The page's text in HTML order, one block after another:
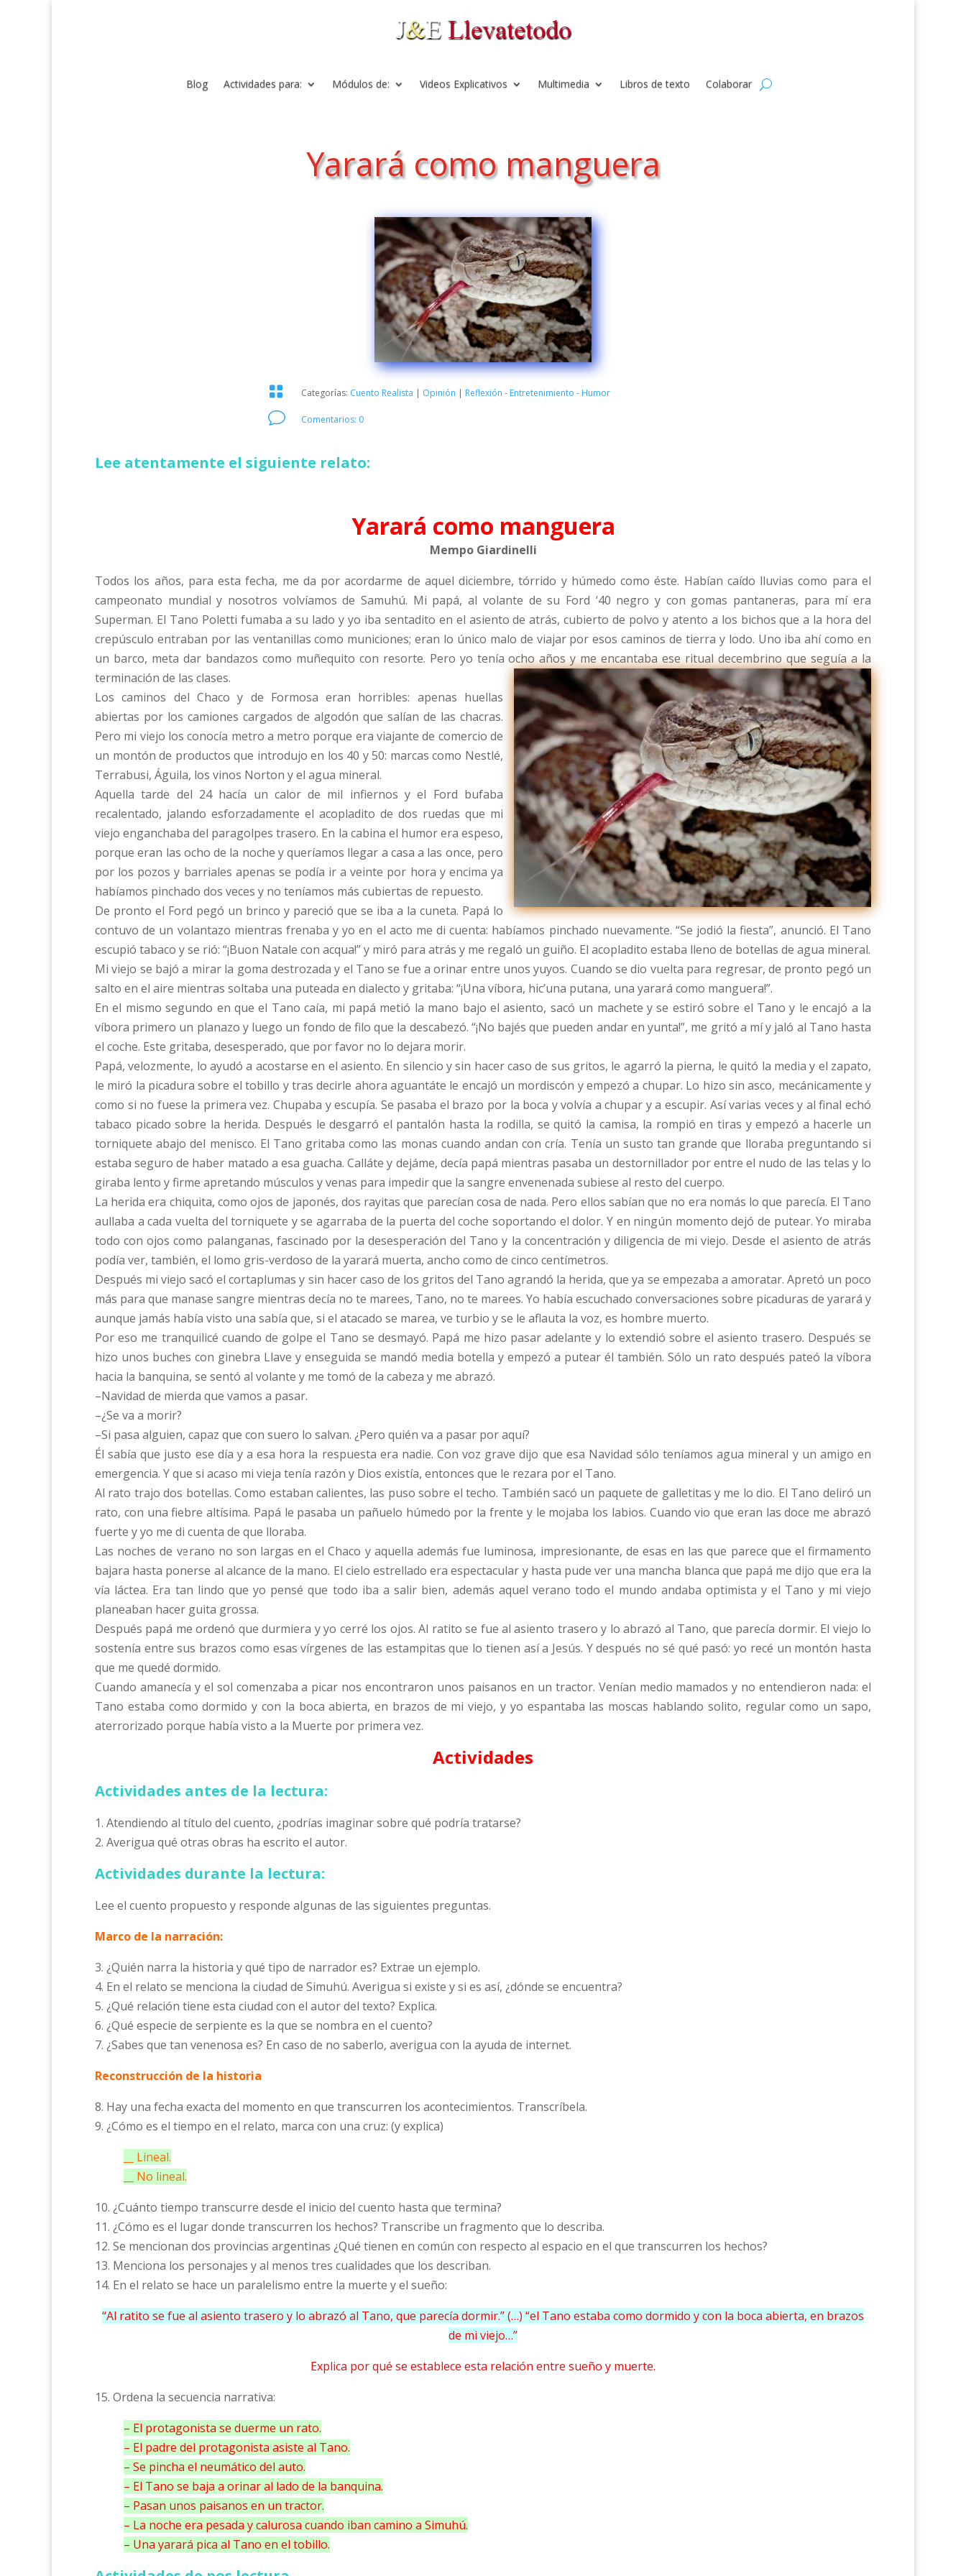
Blog Actividades para: Módulos de: Videos Explicativos Multimedia Libros de texto Colaborar
Yarará como manguera
 Categorías: Cuento Realista | Opinión | Reflexión - Entretenimiento - Humor
v Comentarios: 0
Lee atentamente el siguiente relato:
Yarará como manguera
Mempo Giardinelli
Todos los años, para esta fecha, me da por acordarme de aquel diciembre, tórrido y húmedo como éste. Habían caído lluvias como para el
campeonato mundial y nosotros volvíamos de Samuhú. Mi papá, al volante de su Ford ‘40 negro y con gomas pantaneras, para mí era
Superman. El Tano Poletti fumaba a su lado y yo iba sentadito en el asiento de atrás, cubierto de polvo y atento a los bichos que a la hora del
crepúsculo entraban por las ventanillas como municiones; eran lo único malo de viajar por esos caminos de tierra y lodo. Uno iba ahí como en
un barco, meta dar bandazos como muñequito con resorte. Pero yo tenía ocho años y me encantaba ese ritual decembrino que seguía a la
terminación de las clases.
Los caminos del Chaco y de Formosa eran horribles: apenas huellas
abiertas por los camiones cargados de algodón que salían de las chacras.
Pero mi viejo los conocía metro a metro porque era viajante de comercio de
un montón de productos que introdujo en los 40 y 50: marcas como Nestlé,
Terrabusi, Águila, los vinos Norton y el agua mineral.
Aquella tarde del 24 hacía un calor de mil infiernos y el Ford bufaba
recalentado, jalando esforzadamente el acopladito de dos ruedas que mi
viejo enganchaba del paragolpes trasero. En la cabina el humor era espeso,
porque eran las ocho de la noche y queríamos llegar a casa a las once, pero
por los pozos y barriales apenas se podía ir a veinte por hora y encima ya
habíamos pinchado dos veces y no teníamos más cubiertas de repuesto.
De pronto el Ford pegó un brinco y pareció que se iba a la cuneta. Papá lo
contuvo de un volantazo mientras frenaba y yo en el acto me di cuenta: habíamos pinchado nuevamente. “Se jodió la fiesta”, anunció. El Tano
escupió tabaco y se rió: “¡Buon Natale con acqua!” y miró para atrás y me regaló un guiño. El acopladito estaba lleno de botellas de agua mineral.
Mi viejo se bajó a mirar la goma destrozada y el Tano se fue a orinar entre unos yuyos. Cuando se dio vuelta para regresar, de pronto pegó un
salto en el aire mientras soltaba una puteada en dialecto y gritaba: “¡Una víbora, hic’una putana, una yarará como manguera!”.
En el mismo segundo en que el Tano caía, mi papá metió la mano bajo el asiento, sacó un machete y se estiró sobre el Tano y le encajó a la
víbora primero un planazo y luego un fondo de filo que la descabezó. “¡No bajés que pueden andar en yunta!”, me gritó a mí y jaló al Tano hasta
el coche. Este gritaba, desesperado, que por favor no lo dejara morir.
Papá, velozmente, lo ayudó a acostarse en el asiento. En silencio y sin hacer caso de sus gritos, le agarró la pierna, le quitó la media y el zapato,
le miró la picadura sobre el tobillo y tras decirle ahora aguantáte le encajó un mordiscón y empezó a chupar. Lo hizo sin asco, mecánicamente y
como si no fuese la primera vez. Chupaba y escupía. Se pasaba el brazo por la boca y volvía a chupar y a escupir. Así varias veces y al final echó
tabaco picado sobre la herida. Después le desgarró el pantalón hasta la rodilla, se quitó la camisa, la rompió en tiras y empezó a hacerle un
torniquete abajo del menisco. El Tano gritaba como las monas cuando andan con cría. Tenía un susto tan grande que lloraba preguntando si
estaba seguro de haber matado a esa guacha. Calláte y dejáme, decía papá mientras pasaba un destornillador por entre el nudo de las telas y lo
giraba lento y firme apretando músculos y venas para impedir que la sangre envenenada subiese al resto del cuerpo.
La herida era chiquita, como ojos de japonés, dos rayitas que parecían cosa de nada. Pero ellos sabían que no era nomás lo que parecía. El Tano
aullaba a cada vuelta del torniquete y se agarraba de la puerta del coche soportando el dolor. Y en ningún momento dejó de putear. Yo miraba
todo con ojos como palanganas, fascinado por la desesperación del Tano y la concentración y diligencia de mi viejo. Desde el asiento de atrás
podía ver, también, el lomo gris-verdoso de la yarará muerta, ancho como de cinco centímetros.
Después mi viejo sacó el cortaplumas y sin hacer caso de los gritos del Tano agrandó la herida, que ya se empezaba a amoratar. Apretó un poco
más para que manase sangre mientras decía no te marees, Tano, no te marees. Yo había escuchado conversaciones sobre picaduras de yarará y
aunque jamás había visto una sabía que, si el atacado se marea, ve turbio y se le aflauta la voz, es hombre muerto.
Por eso me tranquilicé cuando de golpe el Tano se desmayó. Papá me hizo pasar adelante y lo extendió sobre el asiento trasero. Después se
hizo unos buches con ginebra Llave y enseguida se mandó media botella y empezó a putear él también. Sólo un rato después pateó la víbora
hacia la banquina, se sentó al volante y me tomó de la cabeza y me abrazó.
–Navidad de mierda que vamos a pasar.
–¿Se va a morir?
–Si pasa alguien, capaz que con suero lo salvan. ¿Pero quién va a pasar por aquí?
Él sabía que justo ese día y a esa hora la respuesta era nadie. Con voz grave dijo que esa Navidad sólo teníamos agua mineral y un amigo en
emergencia. Y que si acaso mi vieja tenía razón y Dios existía, entonces que le rezara por el Tano.
Al rato trajo dos botellas. Como estaban calientes, las puso sobre el techo. También sacó un paquete de galletitas y me lo dio. El Tano deliró un
rato, con una fiebre altísima. Papá le pasaba un pañuelo húmedo por la frente y le mojaba los labios. Cuando vio que eran las doce me abrazó
fuerte y yo me di cuenta de que lloraba.
Las noches de verano no son largas en el Chaco y aquella además fue luminosa, impresionante, de esas en las que parece que el firmamento
bajara hasta ponerse al alcance de la mano. El cielo estrellado era espectacular y hasta pude ver una mancha blanca que papá me dijo que era la
vía láctea. Era tan lindo que yo pensé que todo iba a salir bien, además aquel verano todo el mundo andaba optimista y el Tano y mi viejo
planeaban hacer guita grossa.
Después papá me ordenó que durmiera y yo cerré los ojos. Al ratito se fue al asiento trasero y lo abrazó al Tano, que parecía dormir. El viejo lo
sostenía entre sus brazos como esas vírgenes de las estampitas que lo tienen así a Jesús. Y después no sé qué pasó: yo recé un montón hasta
que me quedé dormido.
Cuando amanecía y el sol comenzaba a picar nos encontraron unos paisanos en un tractor. Venían medio mamados y no entendieron nada: el
Tano estaba como dormido y con la boca abierta, en brazos de mi viejo, y yo espantaba las moscas hablando solito, regular como un sapo,
aterrorizado porque había visto a la Muerte por primera vez.
Actividades
Actividades antes de la lectura:
1. Atendiendo al título del cuento, ¿podrías imaginar sobre qué podría tratarse?
2. Averigua qué otras obras ha escrito el autor.
Actividades durante la lectura:
Lee el cuento propuesto y responde algunas de las siguientes preguntas.
Marco de la narración:
3. ¿Quién narra la historia y qué tipo de narrador es? Extrae un ejemplo.
4. En el relato se menciona la ciudad de Simuhú. Averigua si existe y si es así, ¿dónde se encuentra?
5. ¿Qué relación tiene esta ciudad con el autor del texto? Explica.
6. ¿Qué especie de serpiente es la que se nombra en el cuento?
7. ¿Sabes que tan venenosa es? En caso de no saberlo, averigua con la ayuda de internet.
Reconstrucción de la historia
8. Hay una fecha exacta del momento en que transcurren los acontecimientos. Transcríbela.
9. ¿Cómo es el tiempo en el relato, marca con una cruz: (y explica)
__ Lineal.
__ No lineal.
10. ¿Cuánto tiempo transcurre desde el inicio del cuento hasta que termina?
11. ¿Cómo es el lugar donde transcurren los hechos? Transcribe un fragmento que lo describa.
12. Se mencionan dos provincias argentinas ¿Qué tienen en común con respecto al espacio en el que transcurren los hechos?
13. Menciona los personajes y al menos tres cualidades que los describan.
14. En el relato se hace un paralelismo entre la muerte y el sueño:
“Al ratito se fue al asiento trasero y lo abrazó al Tano, que parecía dormir.” (…) “el Tano estaba como dormido y con la boca abierta, en brazos
de mi viejo…”
Explica por qué se establece esta relación entre sueño y muerte.
15. Ordena la secuencia narrativa:
– El protagonista se duerme un rato.
– El padre del protagonista asiste al Tano.
– Se pincha el neumático del auto.
– El Tano se baja a orinar al lado de la banquina.
– Pasan unos paisanos en un tractor.
– La noche era pesada y calurosa cuando iban camino a Simuhú.
– Una yarará pica al Tano en el tobillo.